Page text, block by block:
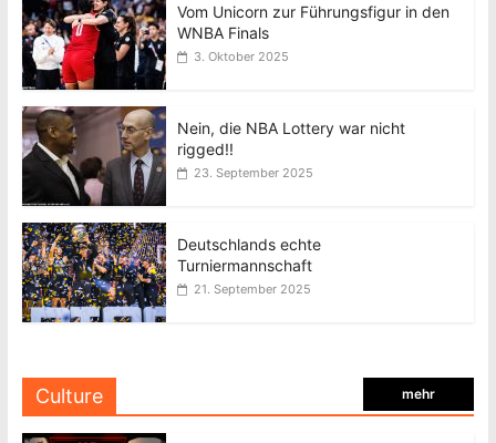
Vom Unicorn zur Führungsfigur in den
WNBA Finals
3. Oktober 2025
Nein, die NBA Lottery war nicht
rigged!!
23. September 2025
Deutschlands echte
Turniermannschaft
21. September 2025
Culture mehr